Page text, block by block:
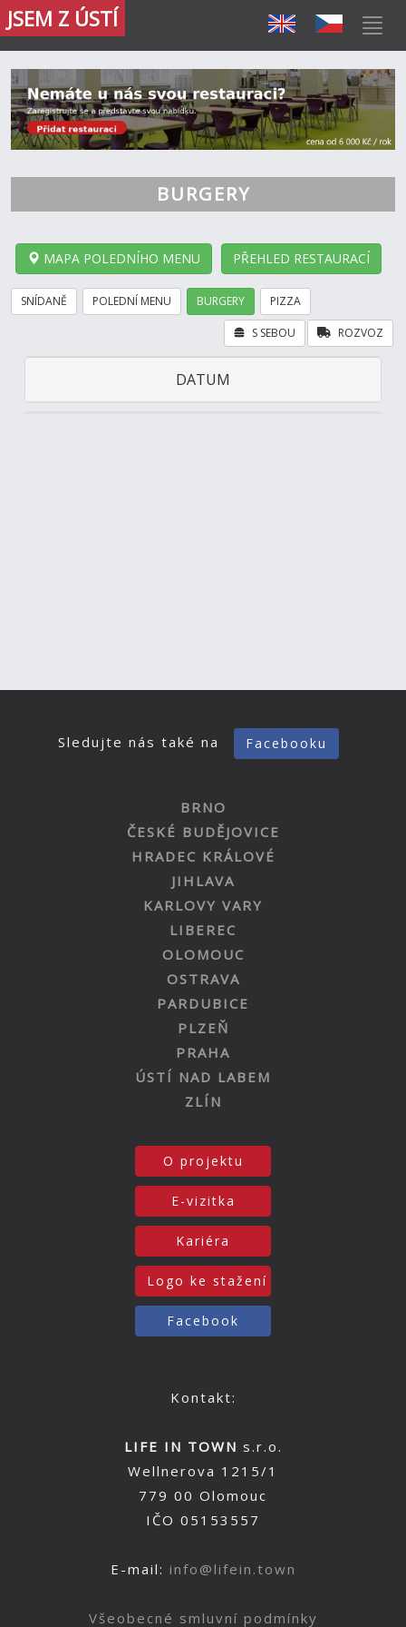
JSEM Z ÚSTÍ
BURGERY
MAPA POLEDNÍHO MENU PŘEHLED RESTAURACÍ
SNÍDANĚ POLEDNÍ MENU BURGERY PIZZA
ROZVOZ
S SEBOU
DATUM
Sledujte nás také na Facebooku
BRNO
ČESKÉ BUDĚJOVICE
HRADEC KRÁLOVÉ
JIHLAVA
KARLOVY VARY
LIBEREC
OLOMOUC
OSTRAVA
PARDUBICE
PLZEŇ
PRAHA
ÚSTÍ NAD LABEM
ZLÍN
O projektu
E-vizitka
Kariéra
Logo ke stažení
Facebook
Kontakt:
LIFE IN TOWN s.r.o.
Wellnerova 1215/1
779 00 Olomouc
IČO 05153557
E-mail: info@lifein.town
Všeobecné smluvní podmínky